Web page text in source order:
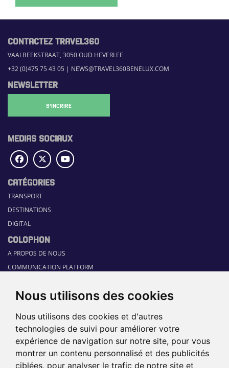
Nous utilisons des cookies
Nous utilisons des cookies et d'autres
technologies de suivi pour améliorer votre
expérience de navigation sur notre site, pour vous
montrer un contenu personnalisé et des publicités
ciblées, pour analyser le trafic de notre site et
CONTACTEZ TRAVEL360
VAALBEEKSTRAAT, 3050 OUD HEVERLEE
+32 (0)475 75 43 05 | NEWS@TRAVEL360BENELUX.COM
NEWSLETTER
S'INCRIRE
MEDIAS SOCIAUX
CATÉGORIES
TRANSPORT
DESTINATIONS
DIGITAL
COLOPHON
A PROPOS DE NOUS
COMMUNICATION PLATFORM
RUBRIQUES
GUIDE SECTORIEL
JOBS
ÉVÉNEMENTS